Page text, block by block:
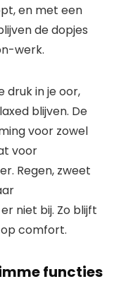
en met een
de dopjes
werk.
druk in je oor,
blijven. De
voor zowel
voor
Regen, zweet
niet bij. Zo blijft
comfort.
functies